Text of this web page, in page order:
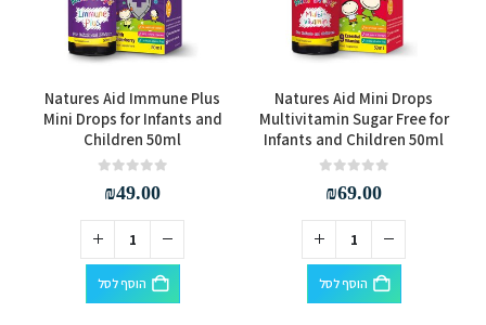
Natures Aid Mini Drops
Multivitamin Sugar Free for
Infants and Children 50ml
₪69.00
הוסף לסל
Natures Aid Immune Plus
Mini Drops for Infants and
Children 50ml
₪49.00
הוסף לסל